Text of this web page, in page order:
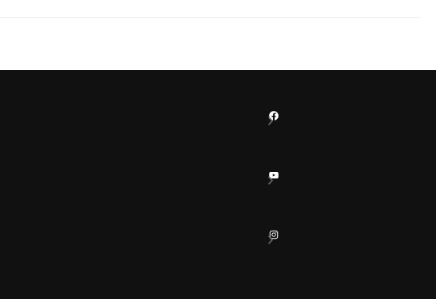
Facebook
YouTube
Instagram